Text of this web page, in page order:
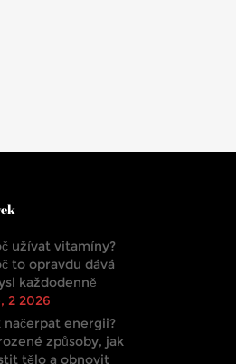
užívat vitamíny?
to opravdu dává
každodenně
2 2026
načerpat energii?
způsoby, jak
tělo a obnovit